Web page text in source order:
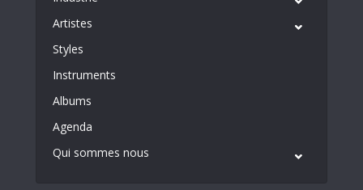
Artistes
Styles
Instruments
Albums
Agenda
Qui sommes nous